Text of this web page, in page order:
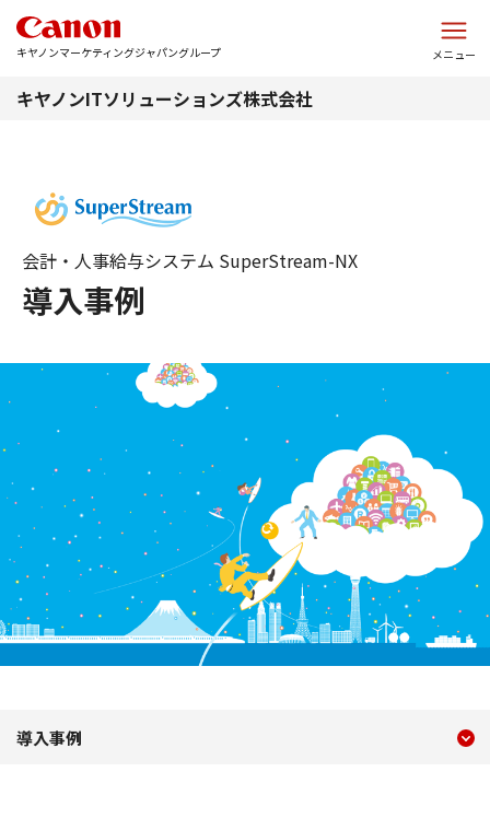
キヤノンマーケティングジャパングループ メニュー
キヤノンITソリューションズ株式会社
導入事例
会計・人事給与システム SuperStream-NX
導入事例